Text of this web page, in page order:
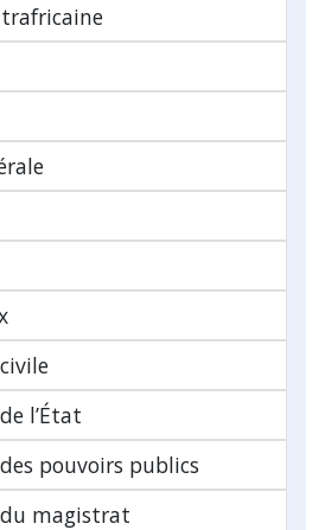
l’État
pouvoirs publics
magistrat